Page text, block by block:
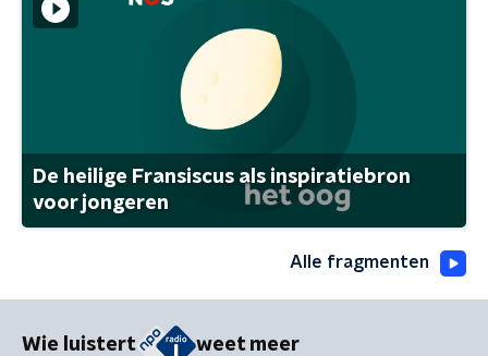
De heilige Fransiscus als inspiratiebron
voor jongeren
Alle fragmenten
Wie luistert weet meer